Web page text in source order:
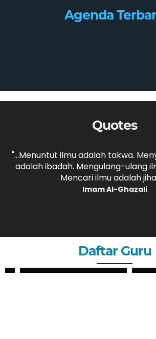
Agenda
Quotes
"...Menuntut ilmu adalah takwa.
adalah ibadah. Mengulang-ulang
Mencari ilmu adalah
Imam Al-Ghazali
Daftar Guru
ZHERY OKTANDI, S.Pd ANDRI